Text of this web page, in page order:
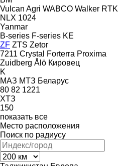
Vulcan Agri WABCO Walker RTK
NLX 1024
Yanmar
B-series F-series KE
ZF ZTS Zetor
7211 Crystal Forterra Proxima
Zuidberg Ålö Кировец
K
МАЗ МТЗ Беларус
80 82 1221
ХТЗ
150
показать все
Место расположения
Поиск по радиусу